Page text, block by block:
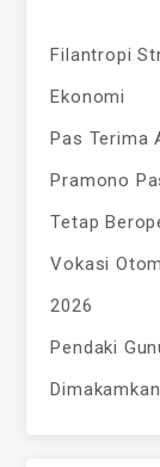
Filantropi
Ekonomi
Pas Terima
Pramono
Tetap
Vokasi
2026
Pendaki